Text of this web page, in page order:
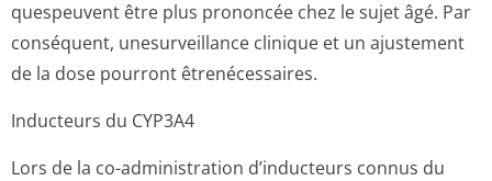
quespeuvent être plus prononcée chez le sujet âgé. Par
conséquent, unesurveillance clinique et un ajustement
de la dose pourront êtrenécessaires.
Inducteurs du CYP3A4
Lors de la co-administration d’inducteurs connus du